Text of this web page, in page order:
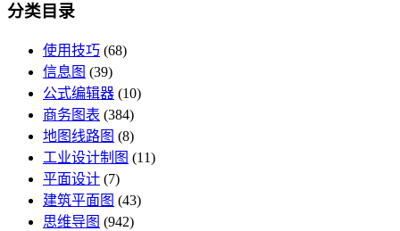
分类目录
使用技巧 (68)
信息图 (39)
公式编辑器 (10)
商务图表 (384)
地图线路图 (8)
工业设计制图 (11)
平面设计 (7)
建筑平面图 (43)
思维导图 (942)